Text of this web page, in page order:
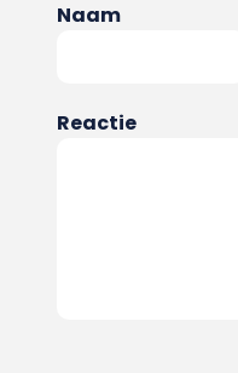
Naam
Reactie